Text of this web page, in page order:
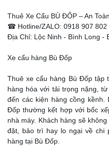
Thuê Xe Cẩu BÙ ĐỐP – An
☎ Hotline/ZALO: 0918 907 802
Địa Chỉ: Lộc Ninh - Bình Long -
Xe cẩu hàng Bù Đốp
Thuê xe cẩu hàng Bù Đốp tập
hàng hóa với tải trọng nặng,
đến các kiện hàng cồng kềnh.
Đốp thường kết hợp với bốc
nhà máy. Khách hàng sẽ
đặt, bảo trì hay lo ngại về chi
hàng tại Bù Đốp.